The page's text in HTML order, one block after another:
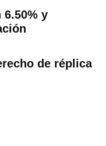
6.50% y
de réplica